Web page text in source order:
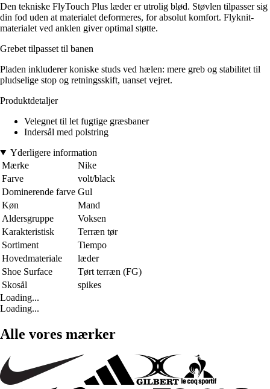
Den tekniske FlyTouch Plus læder er utrolig blød. Støvlen tilpasser sig
din fod uden at materialet deformeres, for absolut komfort. Flyknit-
materialet ved anklen giver optimal støtte.
Grebet tilpasset til banen
Pladen inkluderer koniske studs ved hælen: mere greb og stabilitet til
pludselige stop og retningsskift, uanset vejret.
Produktdetaljer
Velegnet til let fugtige græsbaner
Indersål med polstring
Yderligere information
Mærke
Nike
Farve
volt/black
Dominerende farve Gul
Køn
Mand
Aldersgruppe
Voksen
Karakteristisk
Terræn tør
Sortiment
Tiempo
Hovedmateriale
læder
Shoe Surface
Tørt terræn (FG)
Skosål
spikes
Loading...
Loading...
Alle vores mærker